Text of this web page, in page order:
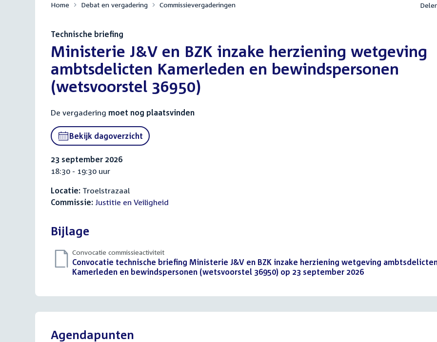
Home Debat en vergadering Commissievergaderingen
Technische briefing
:Ministerie J&V en BZK inzake herziening wetgeving
ambtsdelicten Kamerleden en bewindspersonen
(wetsvoorstel 36950)
De vergadering moet nog plaatsvinden
Bekijk dagoverzicht
23 september 2026
18:30 - 19:30 uur
Locatie: Troelstrazaal
Commissie: Justitie en Veiligheid
Bijlage
Convocatie commissieactiviteit
Download
bestand:
Convocatie technische briefing Ministerie J&V en BZK inzake herziening wetgeving
Kamerleden en bewindspersonen (wetsvoorstel 36950) op 23 september 2026
Agendapunten